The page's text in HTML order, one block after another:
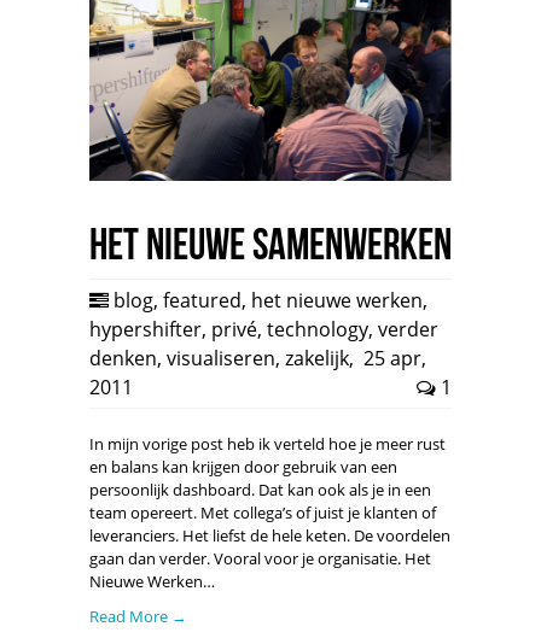
Het Nieuwe samenWerken
blog, featured, het nieuwe werken,
hypershifter, privé, technology, verder
denken, visualiseren, zakelijk, 25 apr,
2011
1
In mijn vorige post heb ik verteld hoe je meer rust
en balans kan krijgen door gebruik van een
persoonlijk dashboard. Dat kan ook als je in een
team opereert. Met collega’s of juist je klanten of
leveranciers. Het liefst de hele keten. De voordelen
gaan dan verder. Vooral voor je organisatie. Het
Nieuwe Werken…
Read More →